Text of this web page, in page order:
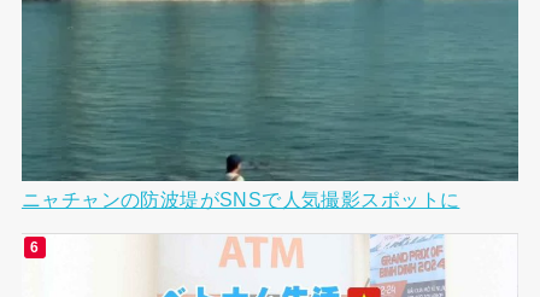
ニャチャンの防波堤がSNSで人気撮影スポットに